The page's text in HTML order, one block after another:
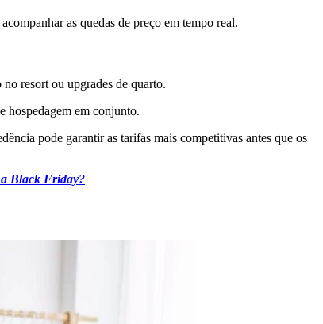
as quedas de preço em tempo real.
resort ou upgrades de quarto.
hospedagem em conjunto.
pode garantir as tarifas mais competitivas antes que os
Black Friday?